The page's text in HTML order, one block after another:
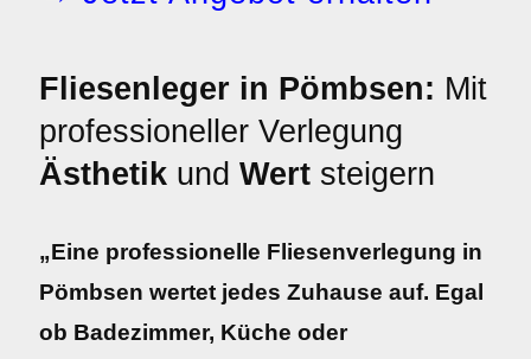
Fliesenleger in Pömbsen: Mit
professioneller Verlegung
Ästhetik und Wert steigern
„Eine professionelle Fliesenverlegung in
Pömbsen wertet jedes Zuhause auf. Egal
ob Badezimmer, Küche oder